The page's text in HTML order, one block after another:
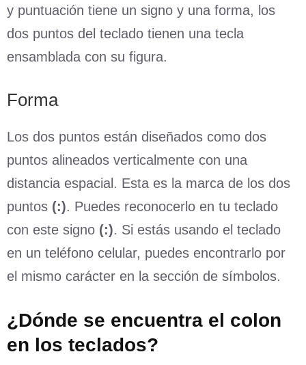
y puntuación tiene un signo y una forma, los
dos puntos del teclado tienen una tecla
ensamblada con su figura.
Forma
Los dos puntos están diseñados como dos
puntos alineados verticalmente con una
distancia espacial. Esta es la marca de los dos
puntos (:). Puedes reconocerlo en tu teclado
con este signo (:). Si estás usando el teclado
en un teléfono celular, puedes encontrarlo por
el mismo carácter en la sección de símbolos.
¿Dónde se encuentra el colon
en los teclados?